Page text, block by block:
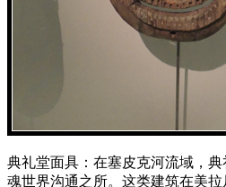
典礼堂面具：在塞皮克河流域，
魂世界沟通之所。这类建筑在美